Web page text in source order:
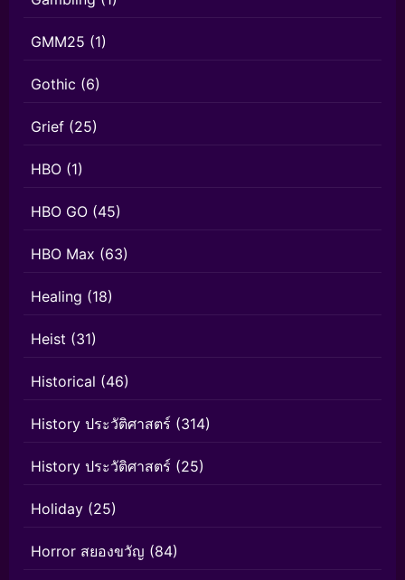
GMM25 (1)
Gothic (6)
Grief (25)
HBO (1)
HBO GO (45)
HBO Max (63)
Healing (18)
Heist (31)
Historical (46)
History ประวัติศาสตร์ (314)
History ประวัติศาสตร์ (25)
Holiday (25)
Horror สยองขวัญ (84)